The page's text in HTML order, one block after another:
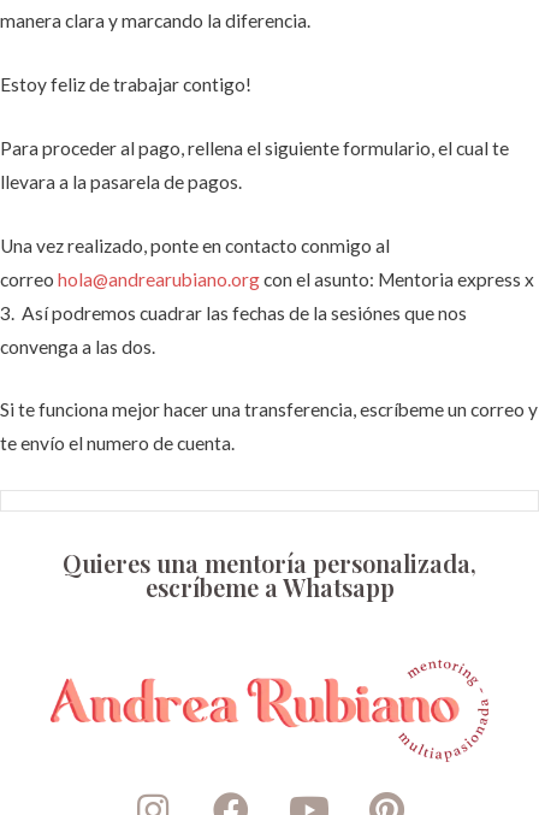
manera clara y marcando la diferencia.
Estoy feliz de trabajar contigo!
Para proceder al pago, rellena el siguiente formulario, el cual te
llevara a la pasarela de pagos.
Una vez realizado, ponte en contacto conmigo al
correo hola@andrearubiano.orgcon el asunto: Mentoria express x
3. Así podremos cuadrar las fechas de la sesiónes que nos
convenga a las dos.
Si te funciona mejor hacer una transferencia, escríbeme un correo y
te envío el numero de cuenta.
Quieres una mentoría personalizada,
escríbeme a Whatsapp